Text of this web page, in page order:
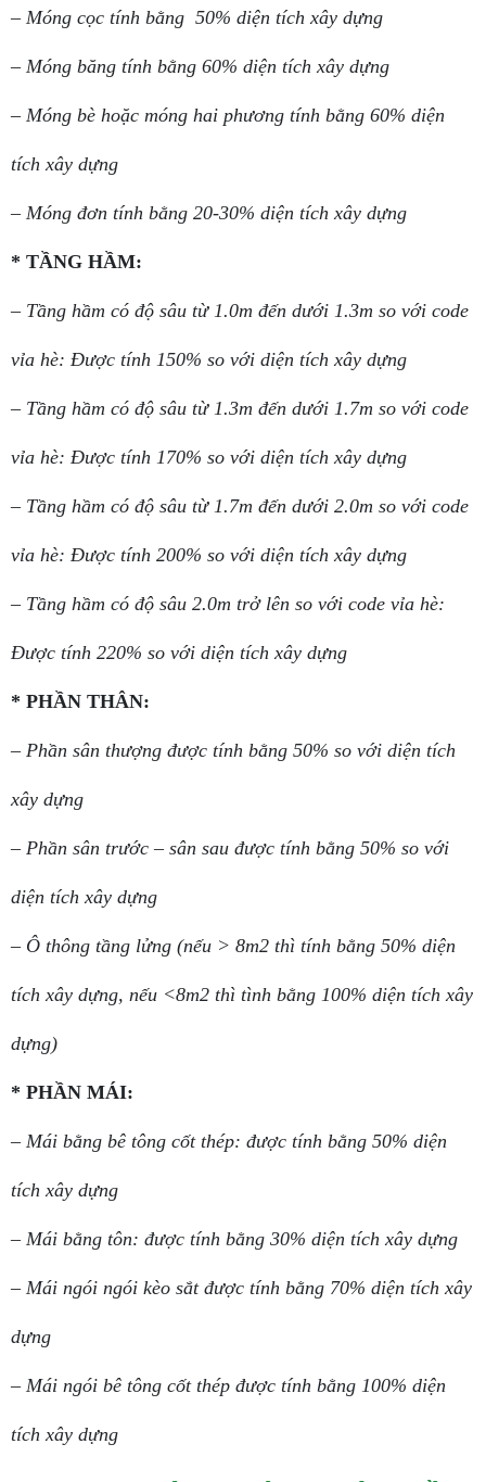
– Móng cọc tính bằng 50% diện tích xây dựng
– Móng băng tính bằng 60% diện tích xây dựng
– Móng bè hoặc móng hai phương tính bằng 60% diện
tích xây dựng
– Móng đơn tính bằng 20-30% diện tích xây dựng
* TẦNG HẦM:
– Tầng hầm có độ sâu từ 1.0m đến dưới 1.3m so với code
vỉa hè: Được tính 150% so với diện tích xây dựng
– Tầng hầm có độ sâu từ 1.3m đến dưới 1.7m so với code
vỉa hè: Được tính 170% so với diện tích xây dựng
– Tầng hầm có độ sâu từ 1.7m đến dưới 2.0m so với code
vỉa hè: Được tính 200% so với diện tích xây dựng
– Tầng hầm có độ sâu 2.0m trở lên so với code vỉa hè:
Được tính 220% so với diện tích xây dựng
* PHẦN THÂN:
– Phần sân thượng được tính bằng 50% so với diện tích
xây dựng
– Phần sân trước – sân sau được tính bằng 50% so với
diện tích xây dựng
– Ô thông tầng lửng (nếu > 8m2 thì tính bằng 50% diện
tích xây dựng, nếu <8m2 thì tình bằng 100% diện tích xây
dựng)
* PHẦN MÁI:
– Mái bằng bê tông cốt thép: được tính bằng 50% diện
tích xây dựng
– Mái bằng tôn: được tính bằng 30% diện tích xây dựng
– Mái ngói ngói kèo sắt được tính bằng 70% diện tích xây
dựng
– Mái ngói bê tông cốt thép được tính bằng 100% diện
tích xây dựng